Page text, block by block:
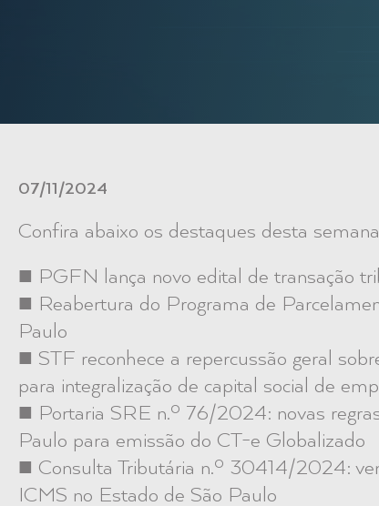
07/11/2024
Confira abaixo os destaques desta
■ PGFN lança novo edital de transação
■ Reabertura do Programa de
Paulo
■ STF reconhece a repercussão geral
para integralização de capital social de
■ Portaria SRE n.º 76/2024: novas
Paulo para emissão do CT-e Globalizado
■ Consulta Tributária n.º 30414/2024:
ICMS no Estado de São Paulo